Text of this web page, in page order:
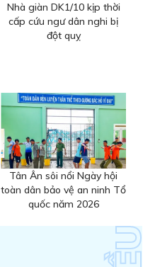
Nhà giàn DK1/10 kịp thời
cấp cứu ngư dân nghi bị
đột quỵ
Tân Ân sôi nổi Ngày hội
toàn dân bảo vệ an ninh Tổ
quốc năm 2026